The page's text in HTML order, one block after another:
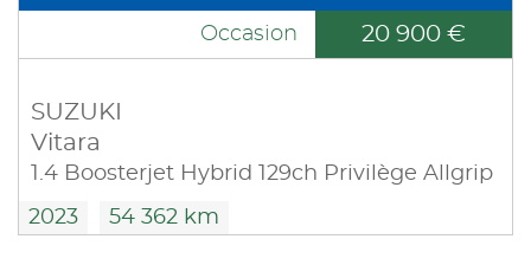
Occasion 20 900 €
SUZUKI
Vitara
1.4 Boosterjet Hybrid 129ch Privilège Allgrip
2023 54 362 km